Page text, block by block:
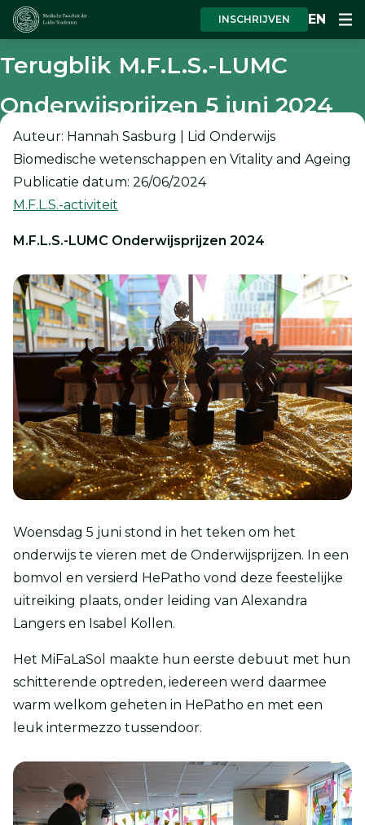
INSCHRIJVEN EN
Terugblik M.F.L.S.-LUMC
Onderwijsprijzen 5 juni 2024
Auteur: Hannah Sasburg | Lid Onderwijs
Biomedische wetenschappen en Vitality and Ageing
Publicatie datum: 26/06/2024
M.F.L.S.-activiteit
M.F.L.S.-LUMC Onderwijsprijzen 2024
Woensdag 5 juni stond in het teken om het
onderwijs te vieren met de Onderwijsprijzen. In een
bomvol en versierd HePatho vond deze feestelijke
uitreiking plaats, onder leiding van Alexandra
Langers en Isabel Kollen.
Het MiFaLaSol maakte hun eerste debuut met hun
schitterende optreden, iedereen werd daarmee
warm welkom geheten in HePatho en met een
leuk intermezzo tussendoor.